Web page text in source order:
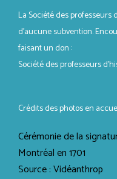
La Société des
d’aucune subvention.
faisant un don :
Société des professeurs
Crédits des photos en
Cérémonie de la
Montréal en 1701
Source : Vidéanthrop